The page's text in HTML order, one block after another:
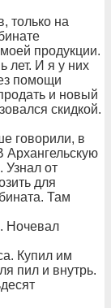
только на
продукции.
лет. И я у них
помощи
и новый
скидкой.
говорили, в
Архангельскую
Узнал от
для
Там
Ночевал
Купил им
пил и внутрь.